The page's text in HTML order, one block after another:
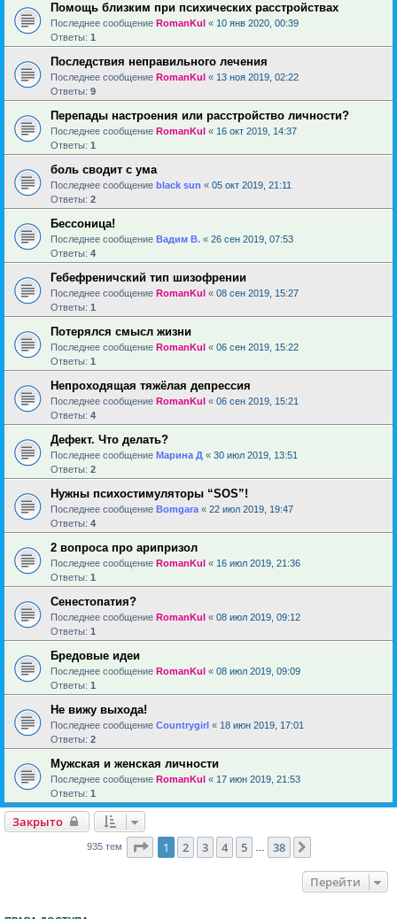
Помощь близким при психических расстройствах
Последнее сообщение RomanKul « 10 янв 2020, 00:39
Ответы: 1
Последствия неправильного лечения
Последнее сообщение RomanKul « 13 ноя 2019, 02:22
Ответы: 9
Перепады настроения или расстройство личности?
Последнее сообщение RomanKul « 16 окт 2019, 14:37
Ответы: 1
боль сводит с ума
Последнее сообщение black sun « 05 окт 2019, 21:11
Ответы: 2
Бессоница!
Последнее сообщение Вадим В. « 26 сен 2019, 07:53
Ответы: 4
Гебефреничский тип шизофрении
Последнее сообщение RomanKul « 08 сен 2019, 15:27
Ответы: 1
Потерялся смысл жизни
Последнее сообщение RomanKul « 06 сен 2019, 15:22
Ответы: 1
Непроходящая тяжёлая депрессия
Последнее сообщение RomanKul « 06 сен 2019, 15:21
Ответы: 4
Дефект. Что делать?
Последнее сообщение Марина Д « 30 июл 2019, 13:51
Ответы: 2
Нужны психостимуляторы “SOS”!
Последнее сообщение Bomgara « 22 июл 2019, 19:47
Ответы: 4
2 вопроса про арипризол
Последнее сообщение RomanKul « 16 июл 2019, 21:36
Ответы: 1
Сенестопатия?
Последнее сообщение RomanKul « 08 июл 2019, 09:12
Ответы: 1
Бредовые идеи
Последнее сообщение RomanKul « 08 июл 2019, 09:09
Ответы: 1
Не вижу выхода!
Последнее сообщение Countrygirl « 18 июн 2019, 17:01
Ответы: 2
Мужская и женская личности
Последнее сообщение RomanKul « 17 июн 2019, 21:53
Ответы: 1
Закрыто
935 тем Страница из 38
1 2 3 4 5 38
Перейти